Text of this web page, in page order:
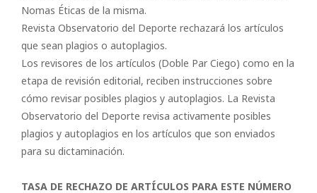
Nomas Éticas de la misma.
Revista Observatorio del Deporte rechazará los artículos
que sean plagios o autoplagios.
Los revisores de los artículos (Doble Par Ciego) como en la
etapa de revisión editorial, reciben instrucciones sobre
cómo revisar posibles plagios y autoplagios. La Revista
Observatorio del Deporte revisa activamente posibles
plagios y autoplagios en los artículos que son enviados
para su dictaminación.
TASA DE RECHAZO DE ARTÍCULOS PARA ESTE NÚMERO